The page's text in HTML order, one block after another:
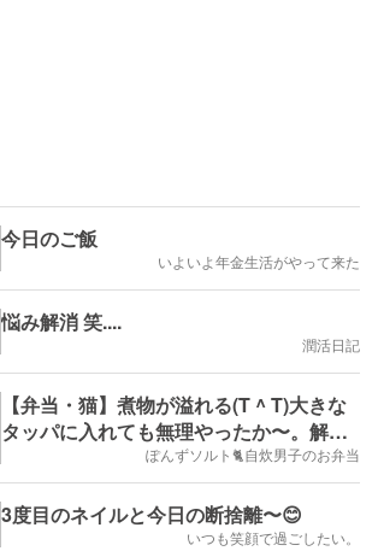
今日のご飯
いよいよ年金生活がやって来た
悩み解消 笑....
潤活日記
【弁当・猫】煮物が溢れる(T ^ T)大きな
タッパに入れても無理やったか〜。解決
ぽんずソルト🐈自炊男子のお弁当
3度目のネイルと今日の断捨離〜😊
いつも笑顔で過ごしたい。